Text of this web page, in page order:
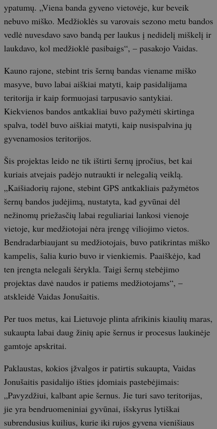
ypatumų. „Viena banda gyveno vietovėje, kur beveik
nebuvo miško. Medžioklės su varovais sezono metu bandos
vedlė nuvesdavo savo bandą per laukus į nedidelį miškelį ir
laukdavo, kol medžioklė pasibaigs“, – pasakojo Vaidas.
Kauno rajone, stebint tris šernų bandas viename miško
masyve, buvo labai aiškiai matyti, kaip pasidalijama
teritorija ir kaip formuojasi tarpusavio santykiai.
Kiekvienos bandos antkakliai buvo pažymėti skirtinga
spalva, todėl buvo aiškiai matyti, kaip nusispalvina jų
gyvenamosios teritorijos.
Šis projektas leido ne tik ištirti šernų įpročius, bet kai
kuriais atvejais padėjo nutraukti ir nelegalią veiklą.
„Kaišiadorių rajone, stebint GPS antkakliais pažymėtos
šernų bandos judėjimą, nustatyta, kad gyvūnai dėl
nežinomų priežasčių labai reguliariai lankosi vienoje
vietoje, kur medžiotojai nėra įrengę viliojimo vietos.
Bendradarbiaujant su medžiotojais, buvo patikrintas miško
kampelis, šalia kurio buvo ir vienkiemis. Paaiškėjo, kad
ten įrengta nelegali šėrykla. Taigi šernų stebėjimo
projektas davė naudos ir patiems medžiotojams“, –
atskleidė Vaidas Jonušaitis.
Per tuos metus, kai Lietuvoje plinta afrikinis kiaulių maras,
sukaupta labai daug žinių apie šernus ir procesus laukinėje
gamtoje apskritai.
Paklaustas, kokios įžvalgos ir patirtis sukaupta, Vaidas
Jonušaitis pasidalijo išties įdomiais pastebėjimais:
„Pavyzdžiui, kalbant apie šernus. Jie turi savo teritorijas,
jie yra bendruomeniniai gyvūnai, išskyrus lytiškai
subrendusius kuilius, kurie iki rujos gyvena vienišiaus